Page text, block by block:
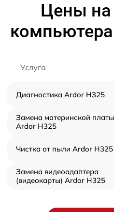
Цены на
Услуга
Диагностика Ardor H325
Замена материнской платы
Ardor H325
Чистка от пыли Ardor H325
Замена видеоадаптера
(видеокарты) Ardor H325